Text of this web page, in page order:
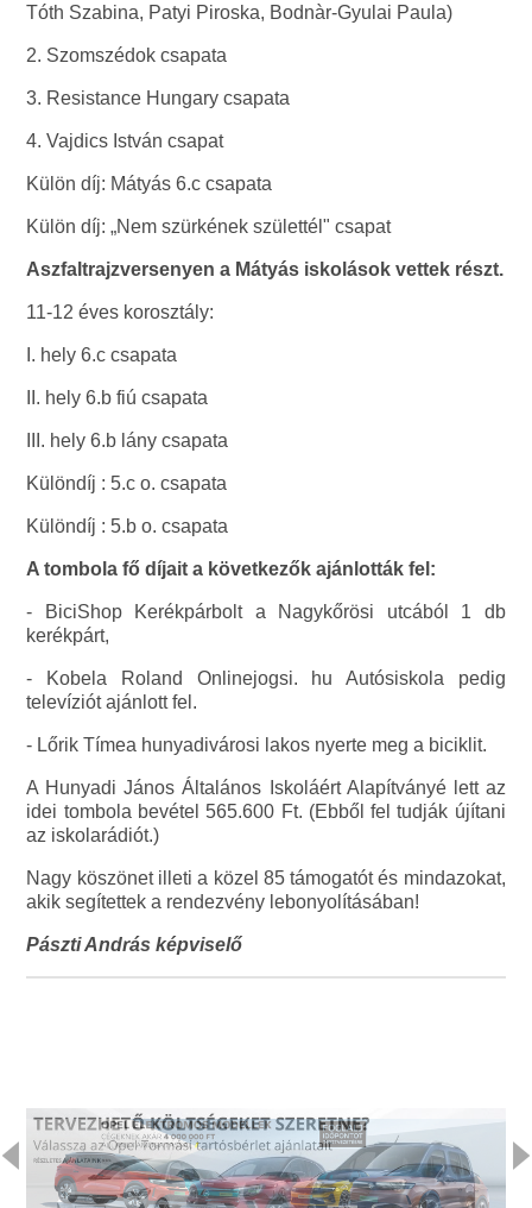
Tóth Szabina, Patyi Piroska, Bodnàr-Gyulai Paula)
2. Szomszédok csapata
3. Resistance Hungary csapata
4. Vajdics István csapat
Külön díj: Mátyás 6.c csapata
Külön díj: „Nem szürkének születtél" csapat
Aszfaltrajzversenyen a Mátyás iskolások vettek részt.
11-12 éves korosztály:
I. hely 6.c csapata
II. hely 6.b fiú csapata
III. hely 6.b lány csapata
Különdíj : 5.c o. csapata
Különdíj : 5.b o. csapata
A tombola fő díjait a következők ajánlották fel:
- BiciShop Kerékpárbolt a Nagykőrösi utcából 1 db
kerékpárt,
- Kobela Roland Onlinejogsi. hu Autósiskola pedig
televíziót ajánlott fel.
- Lőrik Tímea hunyadivárosi lakos nyerte meg a biciklit.
A Hunyadi János Általános Iskoláért Alapítványé lett az
idei tombola bevétel 565.600 Ft. (Ebből fel tudják újítani
az iskolarádiót.)
Nagy köszönet illeti a közel 85 támogatót és mindazokat,
akik segítettek a rendezvény lebonyolításában!
Pászti András képviselő